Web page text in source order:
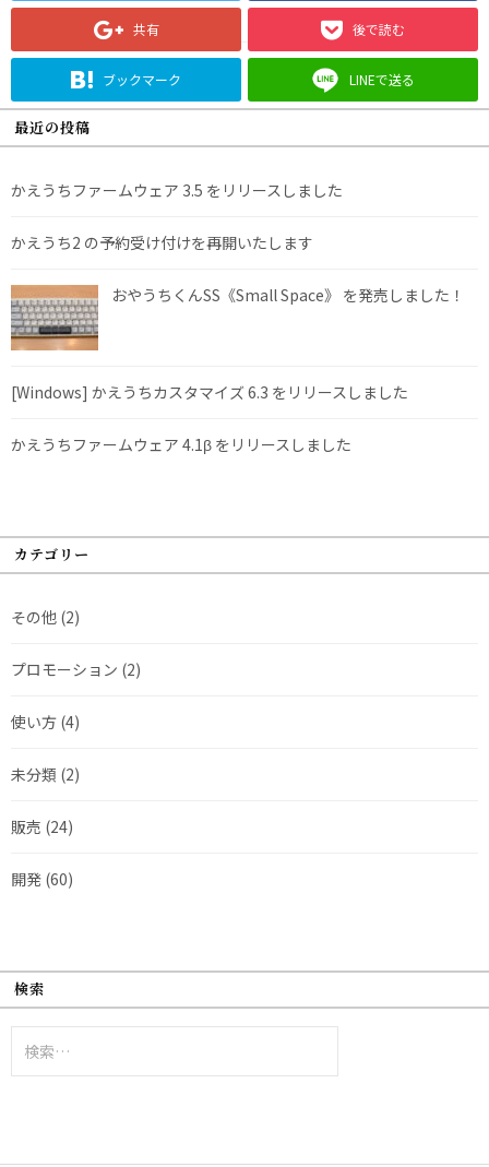
共有 後で読む
ブックマーク LINEで送る
最近の投稿
かえうちファームウェア 3.5 をリリースしました
かえうち2 の予約受け付けを再開いたします
おやうちくんSS《Small Space》 を発売しました！
[Windows] かえうちカスタマイズ 6.3 をリリースしました
かえうちファームウェア 4.1β をリリースしました
カテゴリー
その他 (2)
プロモーション (2)
使い方 (4)
未分類 (2)
販売 (24)
開発 (60)
検索
索: